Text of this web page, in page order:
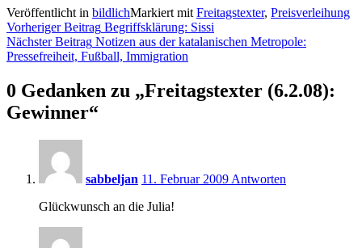
Veröffentlicht in bildlichMarkiert mit Freitagstexter, Preisverleihung
Beitragsnavigation
Vorheriger Beitrag Begriffsklärung: Sissi
Nächster Beitrag Notizen aus der katalanischen Metropole:
Pressefreiheit, Fußball, Immigration
0 Gedanken zu „Freitagstexter (6.2.08):
Gewinner“
sabbeljan 11. Februar 2009 Antworten
Glückwunsch an die Julia!